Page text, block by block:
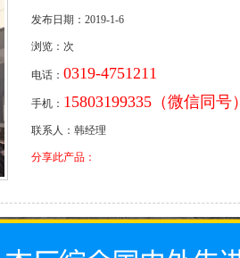
发布日期：2019-1-6
浏览： 次
电话： 0319-4751211
手机： 15803199335（微信同号）
联系人：韩经理
分享此产品：